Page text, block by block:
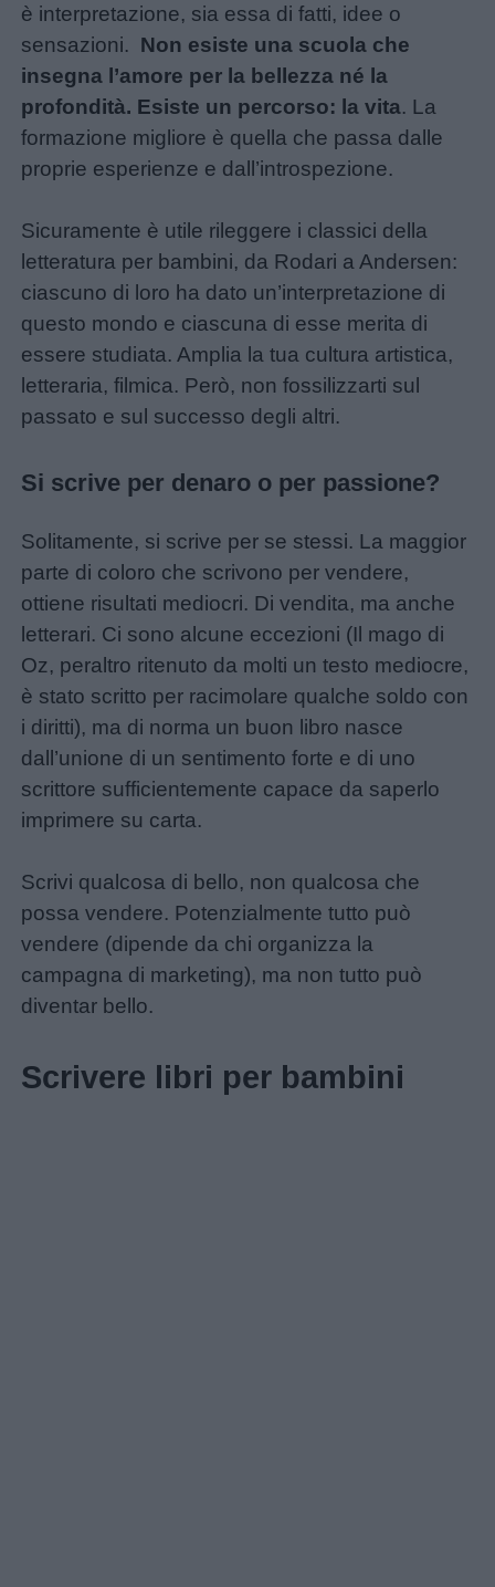
è interpretazione, sia essa di fatti, idee o
sensazioni. Non esiste una scuola che
insegna l’amore per la bellezza né la
profondità. Esiste un percorso: la vita. La
formazione migliore è quella che passa dalle
proprie esperienze e dall’introspezione.
Sicuramente è utile rileggere i classici della
letteratura per bambini, da Rodari a Andersen:
ciascuno di loro ha dato un’interpretazione di
questo mondo e ciascuna di esse merita di
essere studiata. Amplia la tua cultura artistica,
letteraria, filmica. Però, non fossilizzarti sul
passato e sul successo degli altri.
Si scrive per denaro o per passione?
Solitamente, si scrive per se stessi. La maggior
parte di coloro che scrivono per vendere,
ottiene risultati mediocri. Di vendita, ma anche
letterari. Ci sono alcune eccezioni (Il mago di
Oz, peraltro ritenuto da molti un testo mediocre,
è stato scritto per racimolare qualche soldo con
i diritti), ma di norma un buon libro nasce
dall’unione di un sentimento forte e di uno
scrittore sufficientemente capace da saperlo
imprimere su carta.
Scrivi qualcosa di bello, non qualcosa che
possa vendere. Potenzialmente tutto può
vendere (dipende da chi organizza la
campagna di marketing), ma non tutto può
diventar bello.
Scrivere libri per bambini